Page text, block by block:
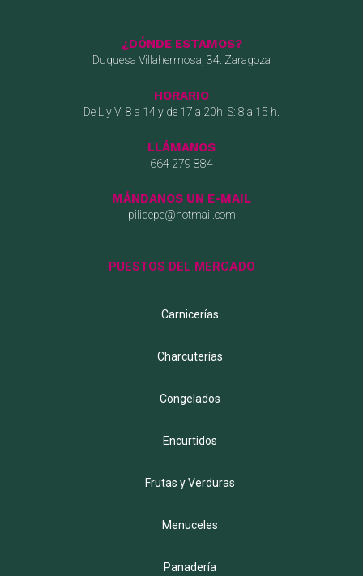
¿DÓNDE ESTAMOS?
Duquesa Villahermosa, 34. Zaragoza
HORARIO
De L y V: 8 a 14 y de 17 a 20h. S: 8 a 15 h.
LLÁMANOS
664 279 884
MÁNDANOS UN E-MAIL
pilidepe@hotmail.com
PUESTOS DEL MERCADO
Carnicerías
Charcuterías
Congelados
Encurtidos
Frutas y Verduras
Menuceles
Panadería